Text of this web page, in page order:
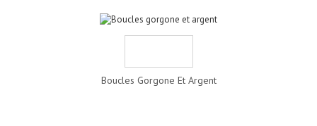
Boucles Gorgone Et Argent